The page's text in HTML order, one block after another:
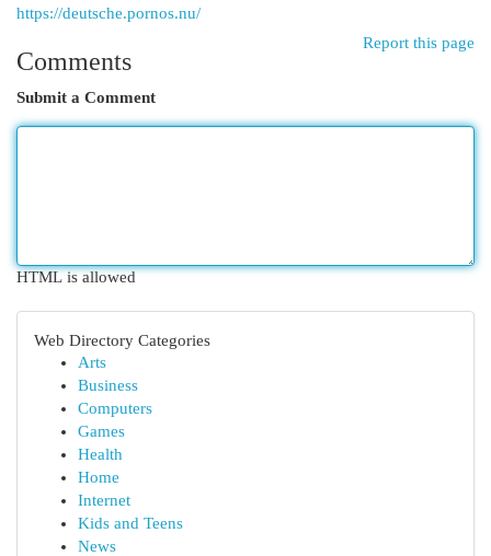
https://deutsche.pornos.nu/
Report this page
Comments
Submit a Comment
HTML is allowed
Web Directory Categories
Arts
Business
Computers
Games
Health
Home
Internet
Kids and Teens
News